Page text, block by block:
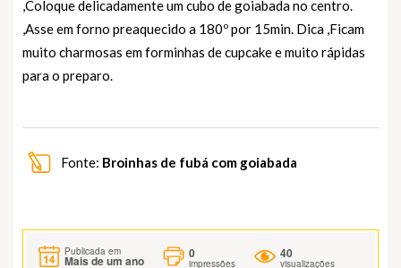
,Coloque delicadamente um cubo de goiabada no centro.
,Asse em forno preaquecido a 180º por 15min. Dica ,Ficam
muito charmosas em forminhas de cupcake e muito rápidas
para o preparo.
Fonte: Broinhas de fubá com goiabada
Publicada em
Mais de um ano
0
impressões
40
visualizações